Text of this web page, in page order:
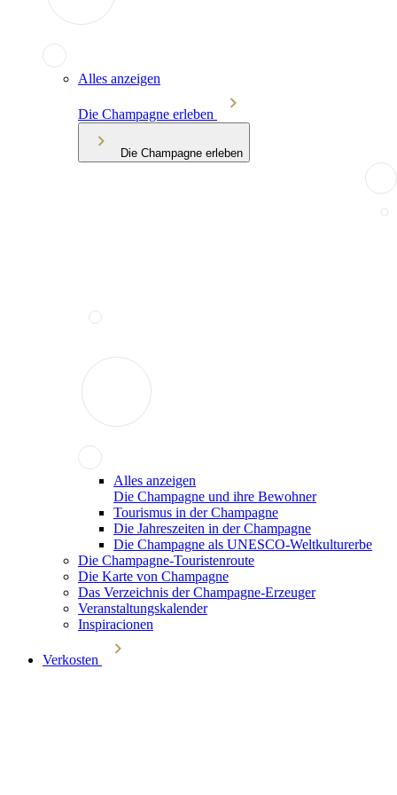
Alles anzeigen
Die Champagne erleben
Die Champagne erleben
Alles anzeigen
Die Champagne und ihre Bewohner
Tourismus in der Champagne
Die Jahreszeiten in der Champagne
Die Champagne als UNESCO-Weltkulturerbe
Die Champagne-Touristenroute
Die Karte von Champagne
Das Verzeichnis der Champagne-Erzeuger
Veranstaltungskalender
Inspiracionen
Verkosten